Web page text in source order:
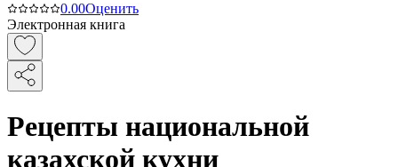
0.00Оценить
Электронная книга
Рецепты национальной
казахской кухни